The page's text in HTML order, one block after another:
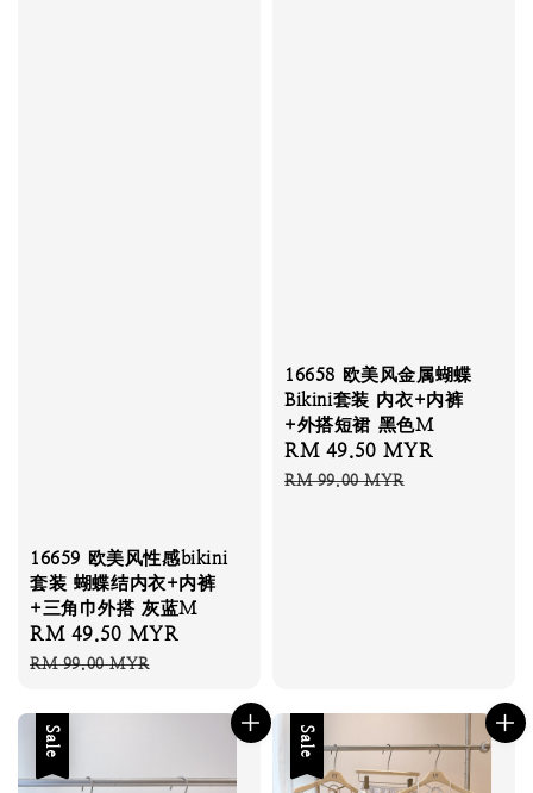
16659 欧美风性感bikini
套装 蝴蝶结内衣+内裤
+三角巾外搭 灰蓝M
Sale
price
RM 49.50 MYR
RM 99.00 MYR
16658 欧美风金属蝴蝶
Bikini套装 内衣+内裤
+外搭短裙 黑色M
Sale
price
RM 49.50 MYR
RM 99.00 MYR
Sale Sale